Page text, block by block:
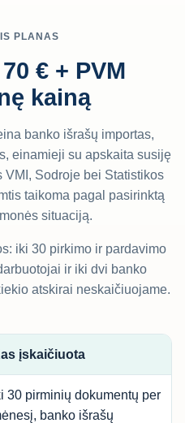
PLANAS
€ + PVM
kainą
banko išrašų importas,
einamieji su apskaita susiję
Sodroje bei Statistikos
taikoma pagal pasirinktą
situaciją.
iki 30 pirkimo ir pardavimo
ir iki dvi banko
atskirai neskaičiuojame.
įskaičiuota
30 pirminių dokumentų per
banko išrašų